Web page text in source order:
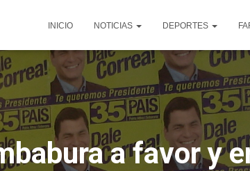
INICIO NOTICIAS DEPORTES
a favor y